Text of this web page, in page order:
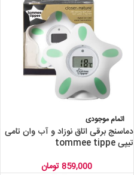
اتمام موجودی
دماسنج برقی اتاق نوزاد و آب وان تامی
تیپی tommee tippe
859,000تومان